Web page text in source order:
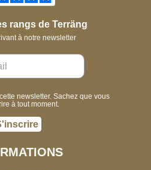
rangs de Terräng
à notre newsletter
newsletter. Sachez que vous
à tout moment.